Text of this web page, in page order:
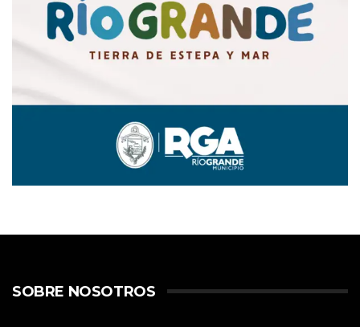
SOBRE NOSOTROS